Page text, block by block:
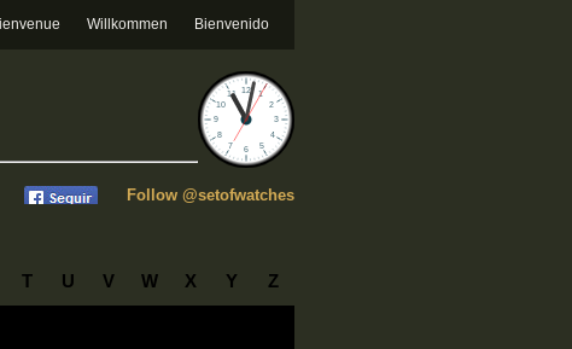
Bienvenido
Willkommen
Follow @setofwatches
T U V W X Y Z